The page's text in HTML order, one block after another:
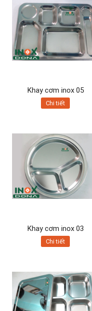
Khay cơm inox 05
Chi tiết
Khay cơm inox 03
Chi tiết